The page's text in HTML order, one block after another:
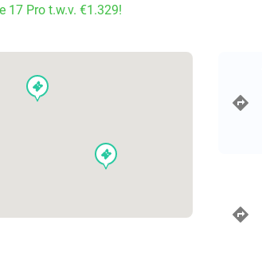
17 Pro t.w.v. €1.329!
events
events